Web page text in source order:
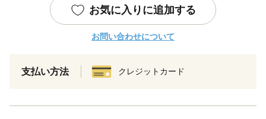
お気に入りに追加する
お問い合わせについて
支払い方法 クレジットカード